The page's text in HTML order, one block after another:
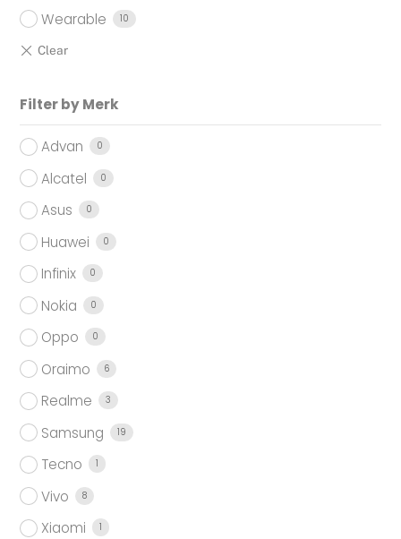
Wearable 10
Filter by Merk
Advan 0
Alcatel 0
Asus 0
Huawei 0
Infinix 0
Nokia 0
Oppo 0
Oraimo 6
Realme 3
Samsung 19
Tecno 1
Vivo 8
Xiaomi 1